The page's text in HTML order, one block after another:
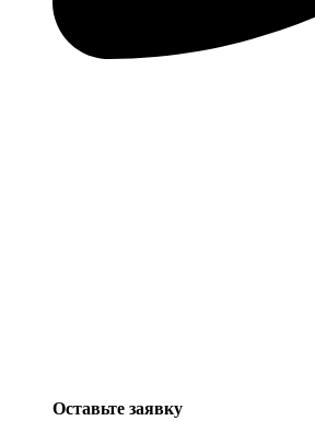
Оставьте заявку